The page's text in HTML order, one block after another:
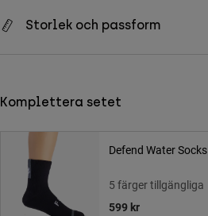
Storlek och passform
Komplettera setet
Defend Water Socks
5 färger tillgängliga
599 kr